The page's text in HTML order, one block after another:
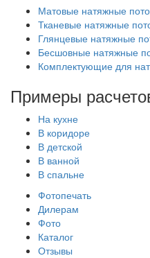
Матовые натяжные
Тканевые натяжные
Глянцевые натяжные
Бесшовные натяжные
Комплектующие для
Примеры
На кухне
В коридоре
В детской
В ванной
В спальне
Фотопечать
Дилерам
Фото
Каталог
Отзывы